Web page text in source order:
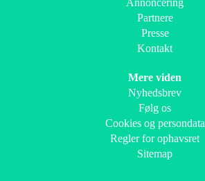
Annoncering
Partnere
Presse
Kontakt
Mere viden
Nyhedsbrev
Følg os
Cookies og persondata
Regler for ophavsret
Sitemap